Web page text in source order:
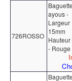
726ROSSO
Baguette
ayous -
Largeur
15mm
Hauteur
- Rouge
Baguette